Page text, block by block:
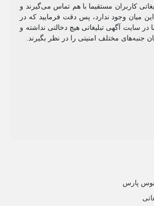
کاربران مستقیما با هم تماس می‌گیرند و
میان وجود ندارد، پس دقت فرمایید که در
سایت آگهی تبلیغاتی هیچ دخالتی نداشته و
جنبه‌های مختلف امنیتی را در نظر بگیرند.
پارس